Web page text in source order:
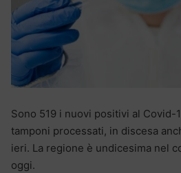
Sono 519 i nuovi positivi al Covid-
tamponi processati, in discesa
ieri. La regione è undicesima nel
oggi.